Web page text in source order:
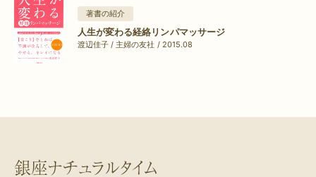
著書の紹介
人生が変わる経絡リンパマッサージ
渡辺佳子 / 主婦の友社 / 2015.08
銀座ナチュラルタイム